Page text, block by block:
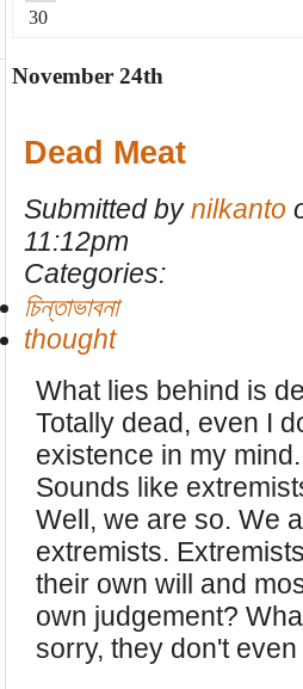
30
November 24th
Dead Meat
Submitted by nilkanto
11:12pm
Categories:
চিন্তাভাবনা
thought
What lies behind is
Totally dead, even I
existence in my mind.
Sounds like
Well, we are so. We
extremists.
their own will and
own judgement?
sorry, they don't